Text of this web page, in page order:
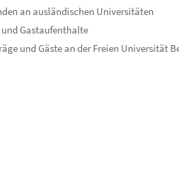
an ausländischen Universitäten
Gastaufenthalte
und Gäste an der Freien Universität